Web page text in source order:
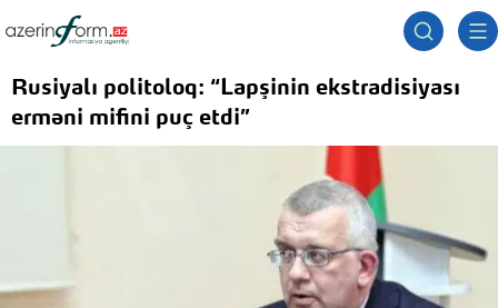
Rusiyalı politoloq: “Lapşinin ekstradisiyası
erməni mifini puç etdi”